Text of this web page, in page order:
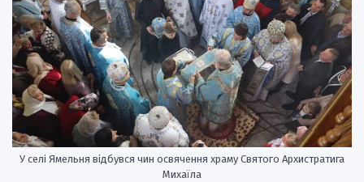
У селі Ямельня відбувся чин освячення храму Святого Архистратига
Михаїла